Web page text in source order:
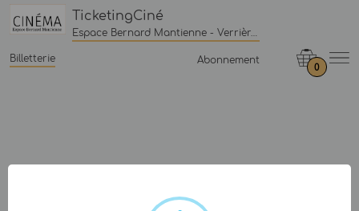
TicketingCiné
Espace Bernard Mantienne - Verrières-le-Buisson
Billetterie Abonnement
0